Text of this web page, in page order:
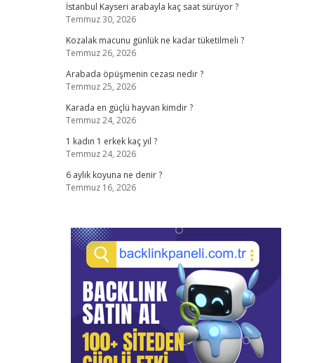
İstanbul Kayseri arabayla kaç saat sürüyor ?
Temmuz 30, 2026
Kozalak macunu günlük ne kadar tüketilmeli ?
Temmuz 26, 2026
Arabada öpüşmenin cezası nedir ?
Temmuz 25, 2026
Karada en güçlü hayvan kimdir ?
Temmuz 24, 2026
1 kadın 1 erkek kaç yıl ?
Temmuz 24, 2026
6 aylık koyuna ne denir ?
Temmuz 16, 2026